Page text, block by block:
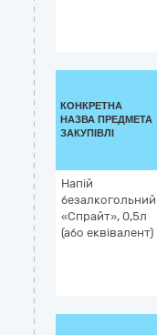
КОНКРЕТНА
НАЗВА ПРЕДМЕТА
ЗАКУПІВЛІ
Напій
безалкогольний
«Спрайт», 0,5л
(або еквівалент)